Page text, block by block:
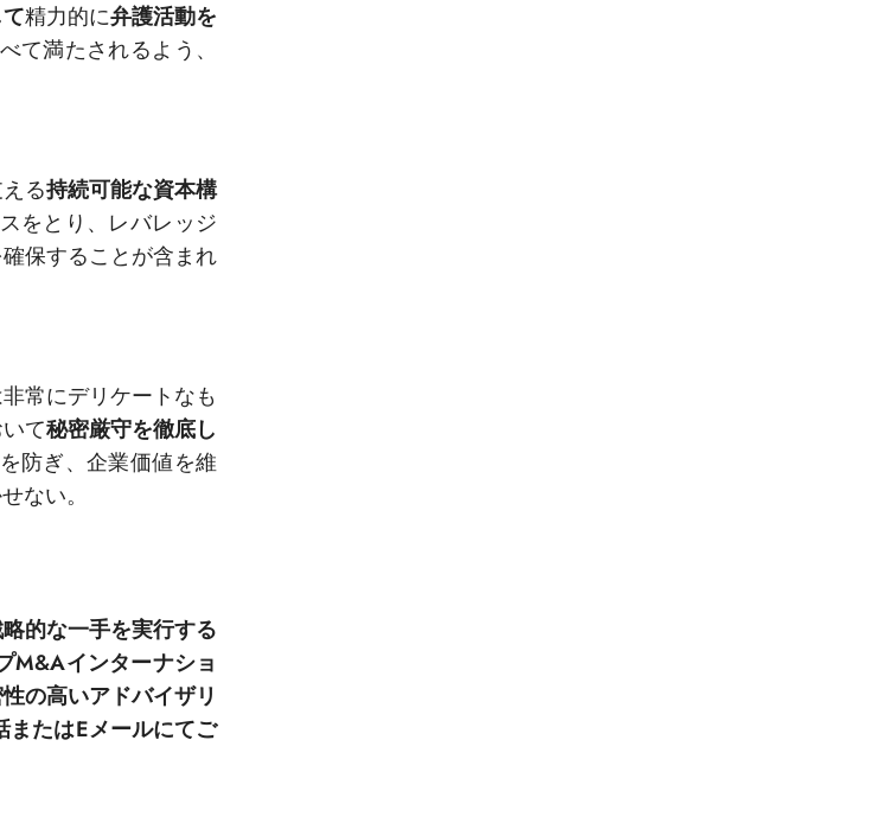
精力的に弁護活動を
満たされるよう、
る持続可能な資本構
をとり、レバレッジ
保することが含まれ
常にデリケートなも
て秘密厳守を徹底し
防ぎ、企業価値を維
ない。
的な一手を実行する
M&Aインターナショ
の高いアドバイザリ
またはEメールにてご